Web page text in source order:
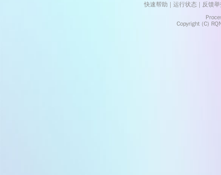
快速帮助 | 运行状态 | 反馈